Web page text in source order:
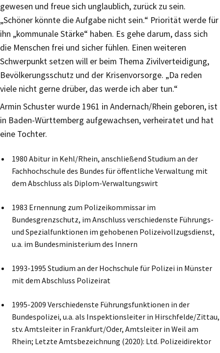
gewesen und freue sich unglaublich, zurück zu sein.
„Schöner könnte die Aufgabe nicht sein.“ Priorität werde für
ihn „kommunale Stärke“ haben. Es gehe darum, dass sich
die Menschen frei und sicher fühlen. Einen weiteren
Schwerpunkt setzen will er beim Thema Zivilverteidigung,
Bevölkerungsschutz und der Krisenvorsorge. „Da reden
viele nicht gerne drüber, das werde ich aber tun.“
Armin Schuster wurde 1961 in Andernach/Rhein geboren, ist
in Baden-Württemberg aufgewachsen, verheiratet und hat
eine Tochter.
1980 Abitur in Kehl/Rhein, anschließend Studium an der
Fachhochschule des Bundes für öffentliche Verwaltung mit
dem Abschluss als Diplom-Verwaltungswirt
1983 Ernennung zum Polizeikommissar im
Bundesgrenzschutz, im Anschluss verschiedenste Führungs-
und Spezialfunktionen im gehobenen Polizeivollzugsdienst,
u.a. im Bundesministerium des Innern
1993-1995 Studium an der Hochschule für Polizei in Münster
mit dem Abschluss Polizeirat
1995-2009 Verschiedenste Führungsfunktionen in der
Bundespolizei, u.a. als Inspektionsleiter in Hirschfelde/Zittau,
stv. Amtsleiter in Frankfurt/Oder, Amtsleiter in Weil am
Rhein; Letzte Amtsbezeichnung (2020): Ltd. Polizeidirektor